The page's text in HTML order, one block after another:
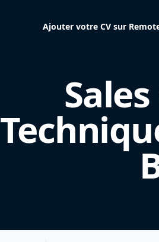
Ajouter votre CV sur